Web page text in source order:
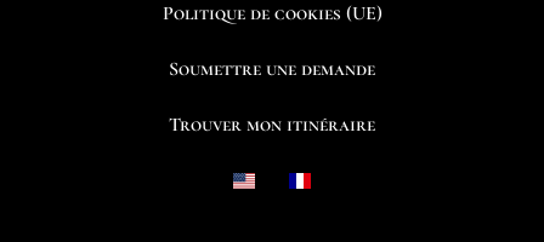
Politique de cookies (UE)
Soumettre une demande
Trouver mon itinéraire